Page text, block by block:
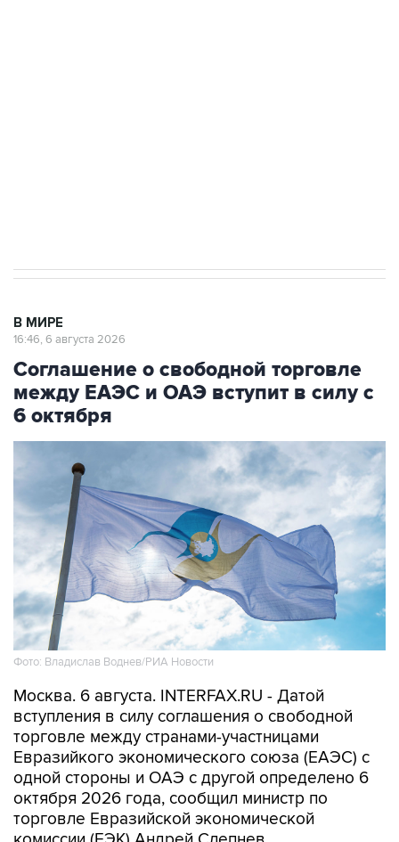
В МИРЕ
16:46, 6 августа 2026
Соглашение о свободной торговле
между ЕАЭС и ОАЭ вступит в силу с
6 октября
Фото: Владислав Воднев/РИА Новости
Москва. 6 августа. INTERFAX.RU - Датой
вступления в силу соглашения о свободной
торговле между странами-участницами
Евразийкого экономического союза (ЕАЭС) с
одной стороны и ОАЭ с другой определено 6
октября 2026 года, сообщил министр по
торговле Евразийской экономической